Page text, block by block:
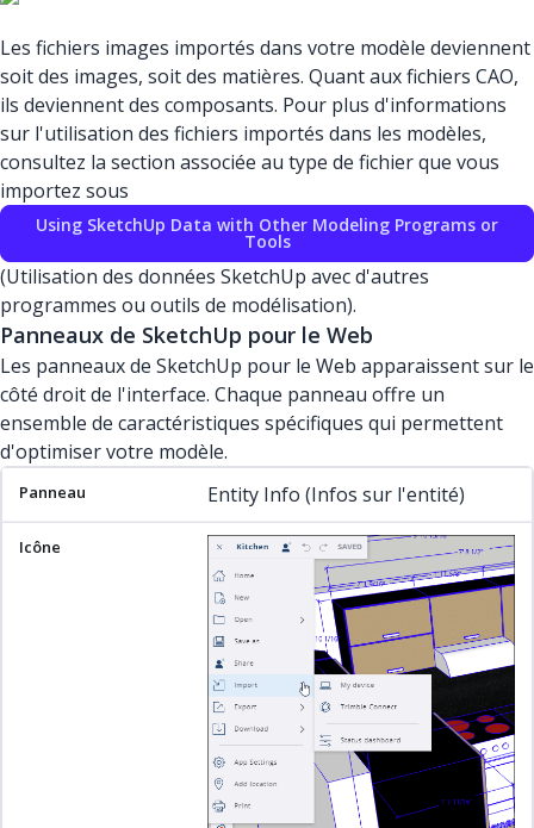
Les fichiers images importés dans votre modèle deviennent
soit des images, soit des matières. Quant aux fichiers CAO,
ils deviennent des composants. Pour plus d'informations
sur l'utilisation des fichiers importés dans les modèles,
consultez la section associée au type de fichier que vous
importez sous
Using SketchUp Data with Other Modeling Programs or
Tools
(Utilisation des données SketchUp avec d'autres
programmes ou outils de modélisation).
Panneaux de SketchUp pour le Web
Les panneaux de SketchUp pour le Web apparaissent sur le
côté droit de l'interface. Chaque panneau offre un
ensemble de caractéristiques spécifiques qui permettent
d'optimiser votre modèle.
Panneau
Description
Entity Info (Infos sur l'entité)